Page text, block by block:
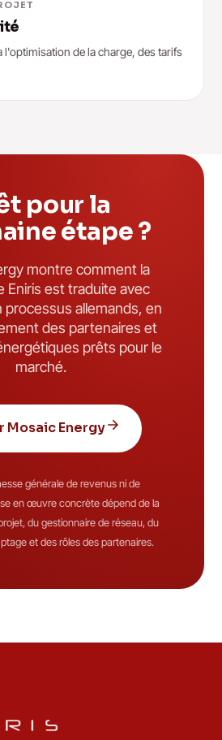
l'optimisation de la charge, des tarifs
pour la
étape ?
montre comment la
Eniris est traduite avec
processus allemands, en
des partenaires et
prêts pour le
marché.
Mosaic Energy
générale de revenus ni de
en œuvre concrète dépend de la
du gestionnaire de réseau, du
et des rôles des partenaires.